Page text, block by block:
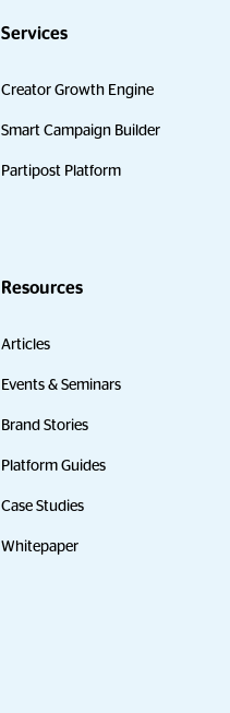
Services
Creator Growth Engine
Smart Campaign Builder
Partipost Platform
Resources
Articles
Events & Seminars
Brand Stories
Platform Guides
Case Studies
Whitepaper